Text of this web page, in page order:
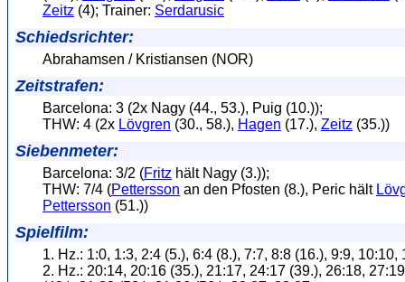
Zeitz (4); Trainer: Serdarusic
Schiedsrichter:
Abrahamsen / Kristiansen (NOR)
Zeitstrafen:
Barcelona: 3 (2x Nagy (44., 53.), Puig (10.));
THW: 4 (2x Lövgren (30., 58.), Hagen (17.), Zeitz (35.))
Siebenmeter:
Barcelona: 3/2 (Fritz hält Nagy (3.));
THW: 7/4 (Pettersson an den Pfosten (8.), Peric hält
Pettersson (51.))
Spielfilm:
1. Hz.: 1:0, 1:3, 2:4 (5.), 6:4 (8.), 7:7, 8:8 (16.), 9:9, 10:10,
2. Hz.: 20:14, 20:16 (35.), 21:17, 24:17 (39.), 26:18,